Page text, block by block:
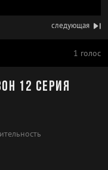
следующая
1 голос
12 серия